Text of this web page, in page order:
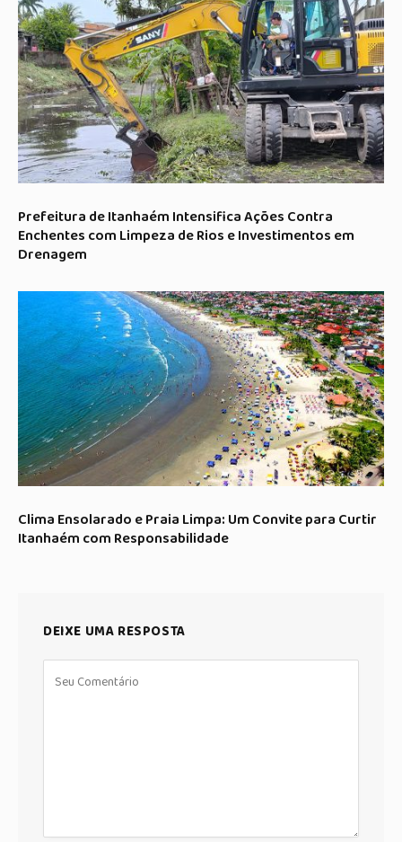
Prefeitura de Itanhaém Intensifica Ações Contra
Enchentes com Limpeza de Rios e Investimentos em
Drenagem
Clima Ensolarado e Praia Limpa: Um Convite para Curtir
Itanhaém com Responsabilidade
DEIXE UMA RESPOSTA